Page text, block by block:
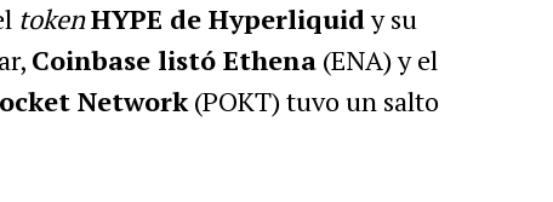
tokenHYPE de Hyperliquidy su
Coinbase listó Ethena(ENA) y el
Network(POKT) tuvo un salto